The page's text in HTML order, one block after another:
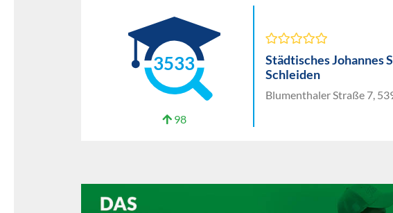
3533
98
Städtisches Johannes
Schleiden
Blumenthaler Straße 7,